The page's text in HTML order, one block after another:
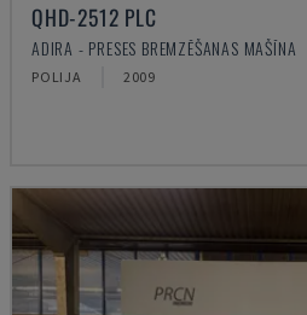
QHD-2512 PLC
ADIRA - PRESES BREMZĒŠANAS MAŠĪNA
POLIJA 2009